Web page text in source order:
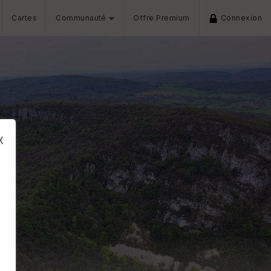
Cartes Communauté Offre Premium Connexion